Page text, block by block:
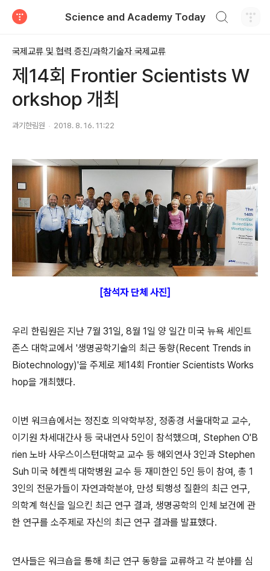
Science and Academy Today
국제교류 및 협력 증진/과학기술자 국제교류
제14회 Frontier Scientists W
orkshop 개최
과기한림원 2018. 8. 16. 11:22
[참석자 단체 사진]
우리 한림원은 지난 7월 31일, 8월 1일 양 일간 미국 뉴욕 세인트
존스 대학교에서 '생명공학기술의 최근 동향(Recent Trends in
Biotechnology)'을 주제로 제14회 Frontier Scientists Works
hop을 개최했다.
이번 워크숍에서는 정진호 의약학부장, 정종경 서울대학교 교수,
이기원 차세대간사 등 국내연사 5인이 참석했으며, Stephen O'B
rien 노바 사우스이스턴대학교 교수 등 해외연사 3인과 Stephen
Suh 미국 헤켄섹 대학병원 교수 등 재미한인 5인 등이 참여, 총 1
3인의 전문가들이 자연과학분야, 만성 퇴행성 질환의 최근 연구,
의학계 혁신을 일으킨 최근 연구 결과, 생명공학의 인체 보건에 관
한 연구를 소주제로 자신의 최근 연구 결과를 발표했다.
연사들은 워크숍을 통해 최근 연구 동향을 교류하고 각 분야를 심